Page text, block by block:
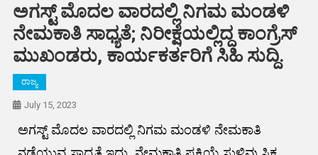
ಅಗಸ್ಟ್ ಮೊದಲ ವಾರದಲ್ಲಿ ನಿಗಮ ಮಂಡಳಿ
ನೇಮಕಾತಿ ಸಾಧ್ಯತೆ; ನಿರೀಕ್ಷೆಯಲ್ಲಿದ್ದ ಕಾಂಗ್ರೆಸ್
ಮುಖಂಡರು, ಕಾರ್ಯಕರ್ತರಿಗೆ ಸಿಹಿ ಸುದ್ದಿ.
ರಾಜ್ಯ
July 15, 2023
ಅಗಸ್ಟ್ ಮೊದಲ ವಾರದಲ್ಲಿ ನಿಗಮ ಮಂಡಳಿ ನೇಮಕಾತಿ